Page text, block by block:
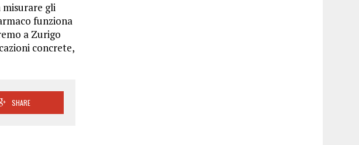
misurare gli
funziona
a Zurigo
concrete,
SHARE